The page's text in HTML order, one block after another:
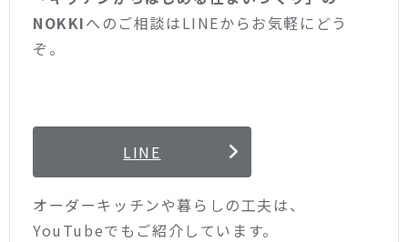
NOKKIへのご相談はLINEからお気軽にどう
ぞ。
LINE
オーダーキッチンや暮らしの工夫は、
YouTubeでもご紹介しています。